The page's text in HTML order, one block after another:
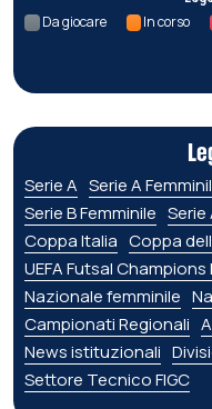
Da giocare In corso
Serie A Serie A
Serie B Femminile Serie
Coppa Italia Coppa
UEFA Futsal Champions
Nazionale femminile
Campionati Regionali
News istituzionali
Settore Tecnico FIGC